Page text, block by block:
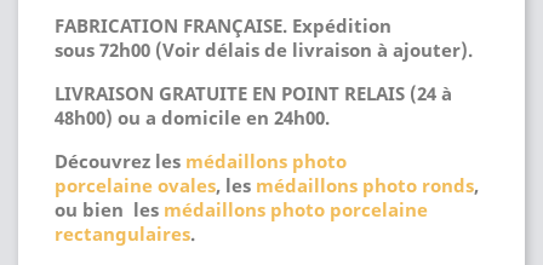
FABRICATION FRANÇAISE. Expédition
sous 72h00 (Voir délais de livraison à ajouter).
LIVRAISON GRATUITE EN POINT RELAIS (24 à
48h00) ou a domicile en 24h00.
Découvrez les médaillons photo
porcelaine ovales, les médaillons photo ronds,
ou bien les médaillons photo porcelaine
rectangulaires.